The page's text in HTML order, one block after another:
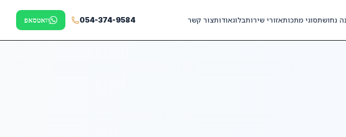
נחושתסוגי מתכותאזורי שירותבלוגאודותצור קשר 054-374-9584 וואטסאפ